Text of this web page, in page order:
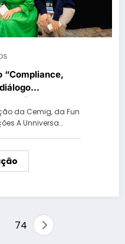
“Compliance,
conflitos
da Cemig, da Fun
A Unniversa…
74